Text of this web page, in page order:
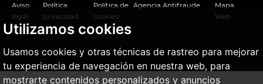
Utilizamos cookies
Usamos cookies y otras técnicas de rastreo para mejorar
tu experiencia de navegación en nuestra web, para
mostrarte contenidos personalizados y anuncios
Aviso
legal
Política
privacidad
Política de
cookies
Agencia Antifraude
Mapa
Web